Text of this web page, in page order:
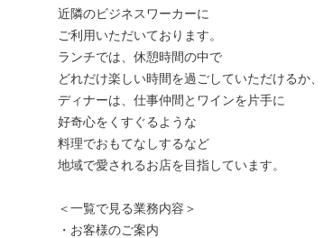
近隣のビジネスワーカーに
ご利用いただいております。
ランチでは、休憩時間の中で
どれだけ楽しい時間を過ごしていただけるか、
ディナーは、仕事仲間とワインを片手に
好奇心をくすぐるような
料理でおもてなしするなど
地域で愛されるお店を目指しています。
＜一覧で見る業務内容＞
・お客様のご案内